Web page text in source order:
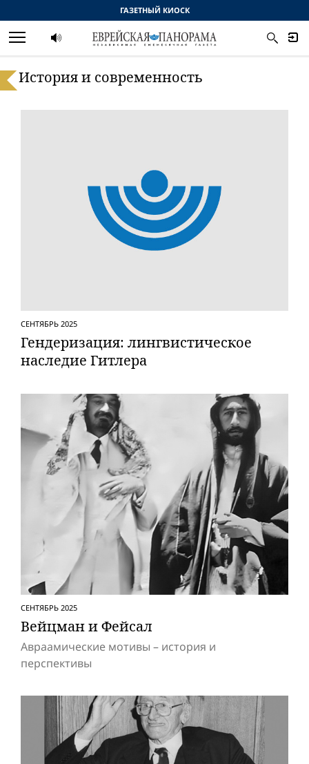
История и современность
СЕНТЯБРЬ 2025
Гендеризация: лингвистическое
наследие Гитлера
СЕНТЯБРЬ 2025
Вейцман и Фейсал
Авраамические мотивы – история и
перспективы
ГАЗЕТНЫЙ КИОСК